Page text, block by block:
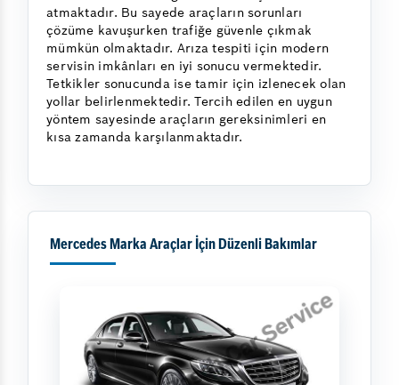
atmaktadır. Bu sayede araçların sorunları
çözüme kavuşurken trafiğe güvenle çıkmak
mümkün olmaktadır. Arıza tespiti için modern
servisin imkânları en iyi sonucu vermektedir.
Tetkikler sonucunda ise tamir için izlenecek olan
yollar belirlenmektedir. Tercih edilen en uygun
yöntem sayesinde araçların gereksinimleri en
kısa zamanda karşılanmaktadır.
Mercedes Marka Araçlar İçin Düzenli Bakımlar